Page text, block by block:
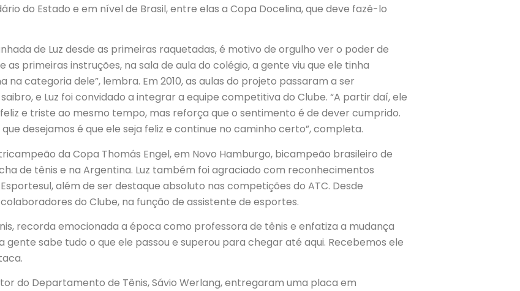
do Estado e em nível de Brasil, entre elas a Copa Docelina, que deve fazê-lo
de Luz desde as primeiras raquetadas, é motivo de orgulho ver o poder de
primeiras instruções, na sala de aula do colégio, a gente viu que ele tinha
categoria dele”, lembra. Em 2010, as aulas do projeto passaram a ser
e Luz foi convidado a integrar a equipe competitiva do Clube. “A partir daí, ele
e triste ao mesmo tempo, mas reforça que o sentimento é de dever cumprido.
desejamos é que ele seja feliz e continue no caminho certo”, completa.
da Copa Thomás Engel, em Novo Hamburgo, bicampeão brasileiro de
de tênis e na Argentina. Luz também foi agraciado com reconhecimentos
além de ser destaque absoluto nas competições do ATC. Desde
do Clube, na função de assistente de esportes.
recorda emocionada a época como professora de tênis e enfatiza a mudança
gente sabe tudo o que ele passou e superou para chegar até aqui. Recebemos ele
do Departamento de Tênis, Sávio Werlang, entregaram uma placa em